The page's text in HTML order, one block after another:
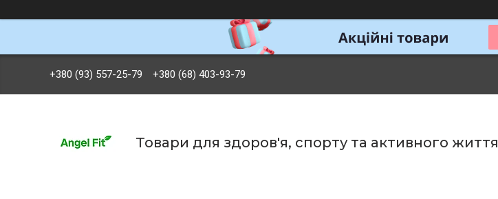
+380 (93) 557-25-79 +380 (68) 403-93-79
Товари для здоров'я, спорту та активного життя